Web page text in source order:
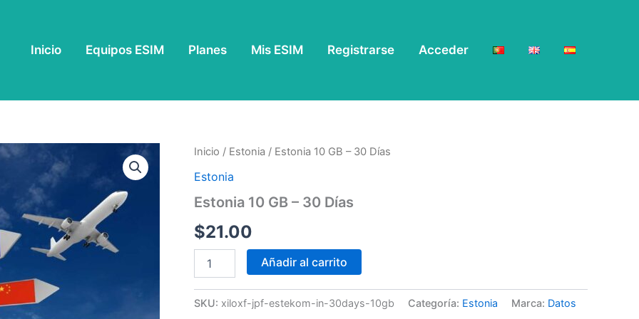
Inicio Equipos ESIM Planes Mis ESIM Registrarse Acceder
Inicio / Estonia / Estonia 10 GB – 30 Días
Estonia
Estonia 10 GB – 30 Días
$21.00
Estonia
GB
30
cantidad
Añadir al carrito
SKU: xiloxf-jpf-estekom-in-30days-10gb Categoría: Estonia Marca: Datos